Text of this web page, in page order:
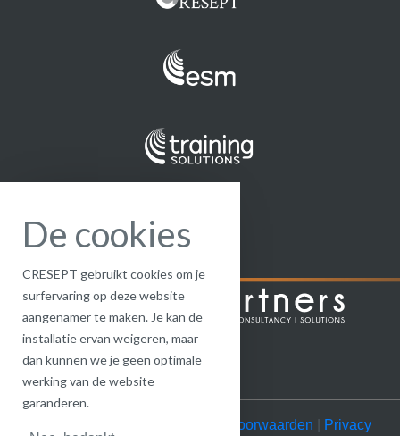
Algemene voorwaarden Privacy
De cookies
CRESEPT gebruikt cookies om je
surfervaring op deze website
aangenamer te maken. Je kan de
installatie ervan weigeren, maar
dan kunnen we je geen optimale
werking van de website
garanderen.